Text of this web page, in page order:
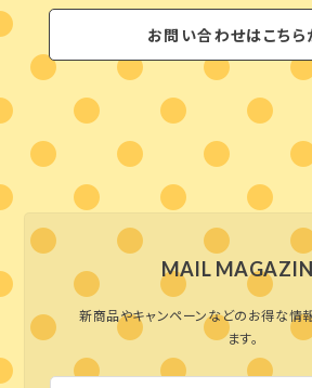
お問い合わせはこちら
MAIL
新商品やキャンペーンなどのお得な情
ます。